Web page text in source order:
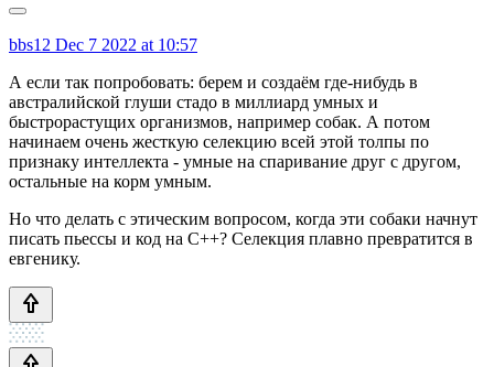
bbs12 Dec 7 2022 at 10:57
А если так попробовать: берем и создаём где-нибудь в
австралийской глуши стадо в миллиард умных и
быстрорастущих организмов, например собак. А потом
начинаем очень жесткую селекцию всей этой толпы по
признаку интеллекта - умные на спаривание друг с другом,
остальные на корм умным.
Но что делать с этическим вопросом, когда эти собаки начнут
писать пьессы и код на C++? Селекция плавно превратится в
евгенику.